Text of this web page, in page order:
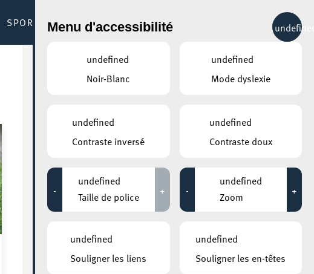
SPORT & RÉCRÉATION MOBILITÉ
ÉVÉNEMENTS CONTINUS
9 JUILLET 2020
Leo Capus
Jusqu'au 25 juillet
MBSR – Conference Mindfulness
14°C
Menu d'accessibilité
undefined
Noir-Blanc
undefined
Mode dyslexie
undefined
Contraste inversé
undefined
Contraste doux
-
undefined
Taille de police
+ -
undefined
Zoom
+
undefined
Souligner les liens
undefined
Souligner les en-têtes